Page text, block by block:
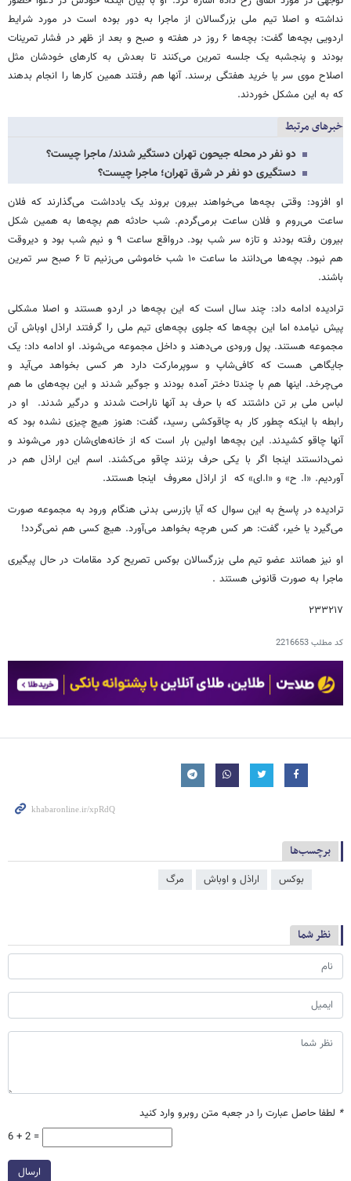
نداشته و اصلا تیم ملی بزرگسالان از ماجرا به دور بوده است در مورد شرایط
اردویی بچه‌ها گفت: بچه‌ها ۶ روز در هفته و صبح و بعد از ظهر در فشار تمرینات
بودند و پنجشبه یک جلسه تمرین می‌کنند تا بعدش به کارهای خودشان مثل
اصلاح موی سر یا خرید هفتگی برسند. آنها هم رفتند همین کارها را انجام بدهند
که به این مشکل خوردند.
خبرهای مرتبط
دو نفر در محله جیحون تهران دستگیر شدند/ ماجرا چیست؟
دستگیری دو نفر در شرق تهران؛ ماجرا چیست؟
او افزود: وقتی بچه‌ها می‌خواهند بیرون بروند یک یادداشت می‌گذارند که فلان
ساعت می‌روم و فلان ساعت برمی‌گردم. شب حادثه هم بچه‌ها به همین شکل
بیرون رفته بودند و تازه سر شب بود. درواقع ساعت ۹ و نیم شب بود و دیروقت
هم نبود. بچه‌ها می‌دانند ما ساعت ۱۰ شب خاموشی می‌زنیم تا ۶ صبح سر تمرین
باشند.
ترادیده ادامه داد: چند سال است که این بچه‌ها در اردو هستند و اصلا مشکلی
پیش نیامده اما این بچه‌ها که جلوی بچه‌های تیم ملی را گرفتند اراذل اوباش آن
مجموعه هستند. پول ورودی می‌دهند و داخل مجموعه می‌شوند. او ادامه داد: یک
جایگاهی هست که کافی‌شاپ و سوپرمارکت دارد هر کسی بخواهد می‌آید و
می‌چرخد. اینها هم با چندتا دختر آمده بودند و جوگیر شدند و این بچه‌های ما هم
لباس ملی بر تن داشتند که با حرف بد آنها ناراحت شدند و درگیر شدند. او در
رابطه با اینکه چطور کار به چاقوکشی رسید، گفت: هنوز هیچ چیزی نشده بود که
آنها چاقو کشیدند. این بچه‌ها اولین‌ بار است که از خانه‌های‌شان دور می‌شوند و
نمی‌دانستند اینجا اگر با یکی حرف بزنند چاقو می‌کشند. اسم این اراذل هم در
آوردیم. «ا. ح» و «ا.ای» که از اراذل معروف اینجا هستند.
ترادیده در پاسخ به این سوال که‌ آیا بازرسی بدنی هنگام ورود به مجموعه صورت
می‌گیرد یا خیر، گفت: هر کس هرچه بخواهد می‌آورد. هیچ کسی هم نمی‌گردد!
او نیز همانند عضو تیم ملی بزرگسالان بوکس تصریح کرد مقامات در حال پیگیری
ماجرا به صورت قانونی هستند .
۲۳۳۲۱۷
کد مطلب2216653
برچسب‌ها
بوکس اراذل و اوباش مرگ
نظر شما
* لطفا حاصل عبارت را در جعبه متن روبرو وارد کنید
6 + 2 =
ارسال